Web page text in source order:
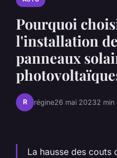
Pourquoi
l'installation
panneaux
R régine26 mai 20232 min
La hausse des couts